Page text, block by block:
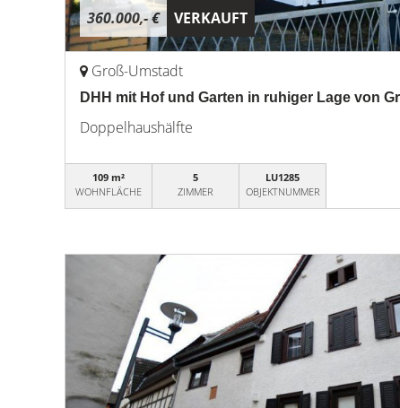
360.000,- € VERKAUFT
Groß-Umstadt
DHH mit Hof und Garten in ruhiger Lage von
Doppelhaushälfte
109 m²
WOHNFLÄCHE
5
ZIMMER
LU1285
OBJEKTNUMMER